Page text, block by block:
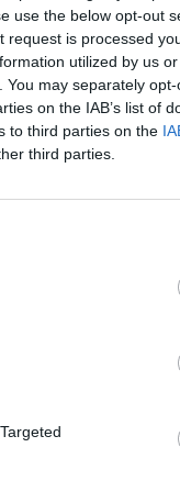
use the below opt-out
request is processed
utilized by us
may separately
on the IAB’s list of
to third parties on the
third parties.
portfolio.hu-nak.
döntene, ha
sokkal
olaj- és
olvasása